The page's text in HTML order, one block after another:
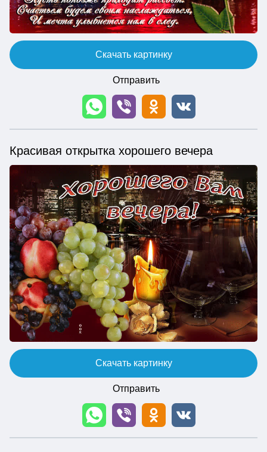
Скачать картинку
Отправить
Красивая открытка хорошего вечера
Скачать картинку
Отправить